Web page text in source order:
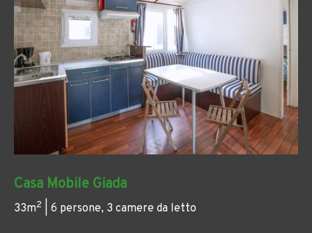
Casa Mobile Giada
33m2 | 6 persone, 3 camere da letto